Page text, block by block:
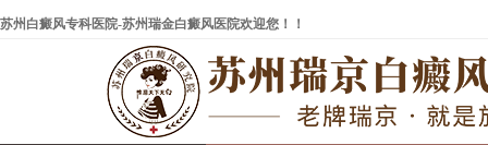
苏州白癜风专科医院-苏州瑞金白癜风医院欢迎您！！